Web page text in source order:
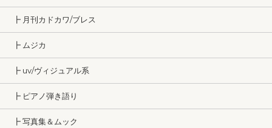
┣ 月刊カドカワ/ブレス
┣ ムジカ
┣ uv/ヴィジュアル系
┣ ピアノ弾き語り
┣ 写真集＆ムック